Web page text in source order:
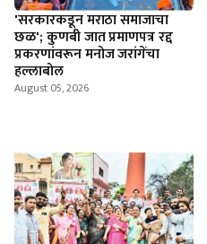
'सरकारकडून मराठा समाजाचा
छळ'; कुणबी जात प्रमाणपत्र रद्द
प्रकरणांवरून मनोज जरांगेंचा
हल्लाबोल
August 05, 2026